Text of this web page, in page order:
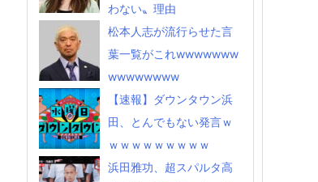
わない〟理由
松本人志が流行らせた言
葉一覧がこれwwwwwww
wwwwwwww
【速報】ダウンタウン浜
田、とんでもない発言ｗ
ｗｗｗｗｗｗｗｗｗ
浜田雅功、超スパルタ高